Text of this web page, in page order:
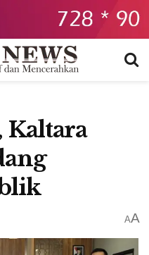
Kaltara
AA